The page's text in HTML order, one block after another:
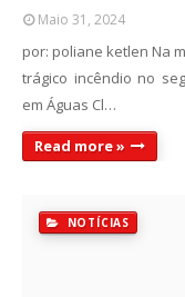
Maio 31, 2024
por: poliane ketlen Na
trágico incêndio no
em Águas Cl…
Read more »
NOTÍCIAS